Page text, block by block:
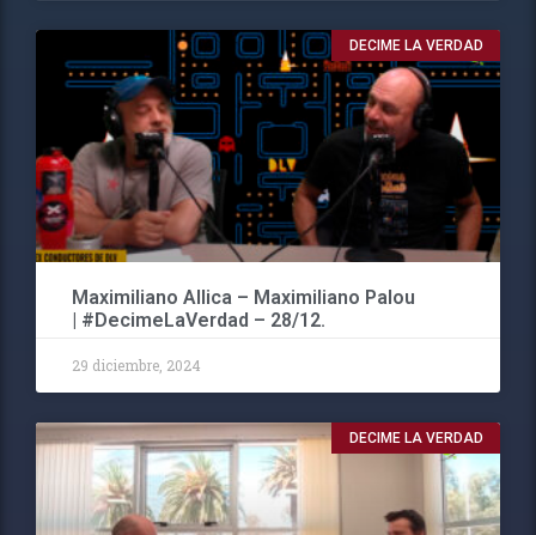
DECIME LA VERDAD
Maximiliano Allica – Maximiliano Palou
| #DecimeLaVerdad – 28/12.
29 diciembre, 2024
DECIME LA VERDAD